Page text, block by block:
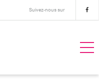
Suivez-nous sur